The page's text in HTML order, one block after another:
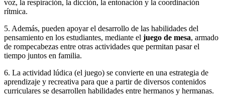
voz, la respiración, la dicción, la entonación y la coordinación
rítmica.
5. Además, pueden apoyar el desarrollo de las habilidades del
pensamiento en los estudiantes, mediante el juego de mesa, armado
de rompecabezas entre otras actividades que permitan pasar el
tiempo juntos en familia.
6. La actividad lúdica (el juego) se convierte en una estrategia de
aprendizaje y recreativa para que a partir de diversos contenidos
curriculares se desarrollen habilidades entre hermanos y hermanas.